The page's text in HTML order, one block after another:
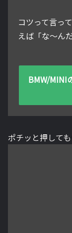
コツって言っ
えば「な～ん
BMW/MINI
ポチッと押して